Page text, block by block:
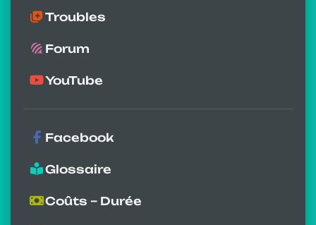
Troubles
Forum
YouTube
Facebook
Glossaire
Coûts – Durée